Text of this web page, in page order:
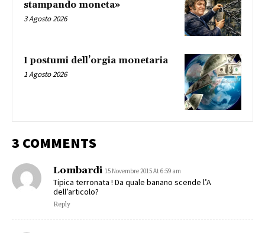
stampando moneta»
3 Agosto 2026
I postumi dell’orgia monetaria
1 Agosto 2026
3 COMMENTS
Lombardi 15 Novembre 2015 At 6:59 am
Tipica terronata ! Da quale banano scende l’A
dell’articolo?
Reply